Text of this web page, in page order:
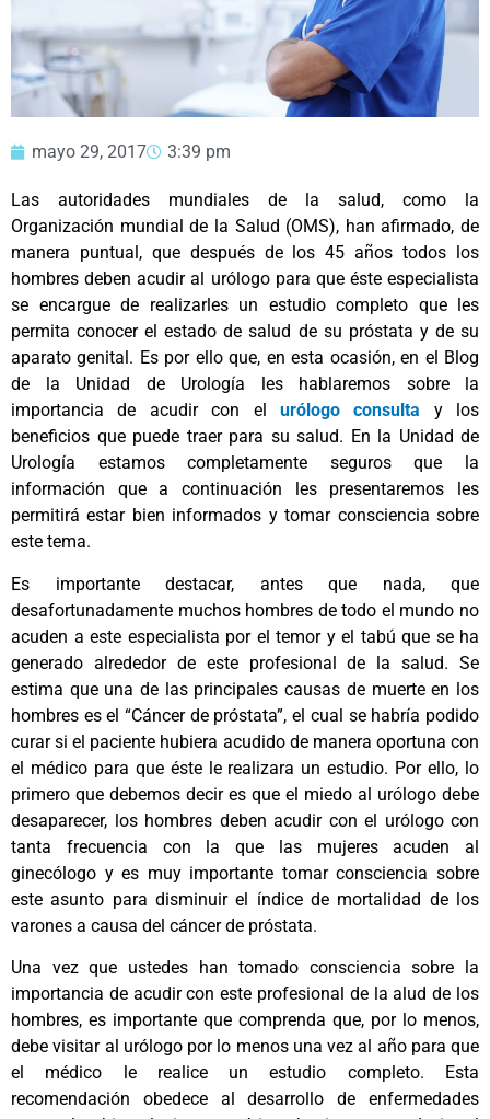
mayo 29, 2017 3:39 pm
Las autoridades mundiales de la salud, como la
Organización mundial de la Salud (OMS), han afirmado, de
manera puntual, que después de los 45 años todos los
hombres deben acudir al urólogo para que éste especialista
se encargue de realizarles un estudio completo que les
permita conocer el estado de salud de su próstata y de su
aparato genital. Es por ello que, en esta ocasión, en el Blog
de la Unidad de Urología les hablaremos sobre la
importancia de acudir con el urólogo consulta y los
beneficios que puede traer para su salud. En la Unidad de
Urología estamos completamente seguros que la
información que a continuación les presentaremos les
permitirá estar bien informados y tomar consciencia sobre
este tema.
Es importante destacar, antes que nada, que
desafortunadamente muchos hombres de todo el mundo no
acuden a este especialista por el temor y el tabú que se ha
generado alrededor de este profesional de la salud. Se
estima que una de las principales causas de muerte en los
hombres es el “Cáncer de próstata”, el cual se habría podido
curar si el paciente hubiera acudido de manera oportuna con
el médico para que éste le realizara un estudio. Por ello, lo
primero que debemos decir es que el miedo al urólogo debe
desaparecer, los hombres deben acudir con el urólogo con
tanta frecuencia con la que las mujeres acuden al
ginecólogo y es muy importante tomar consciencia sobre
este asunto para disminuir el índice de mortalidad de los
varones a causa del cáncer de próstata.
Una vez que ustedes han tomado consciencia sobre la
importancia de acudir con este profesional de la alud de los
hombres, es importante que comprenda que, por lo menos,
debe visitar al urólogo por lo menos una vez al año para que
el médico le realice un estudio completo. Esta
recomendación obedece al desarrollo de enfermedades